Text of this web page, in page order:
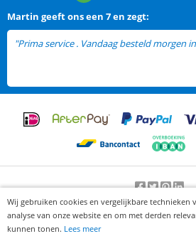
Martin geeft ons een 7 en zegt:
"Prima service . Vandaag besteld morgen
Beoordeling door klanten:9.2/10-
Wij gebruiken cookies en vergelijkbare technieken
analyse van onze website en om met derden
kunnen tonen. Lees meer